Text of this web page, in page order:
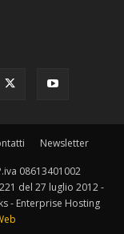
Newsletter
08613401002
del 27 luglio 2012 -
- Enterprise Hosting